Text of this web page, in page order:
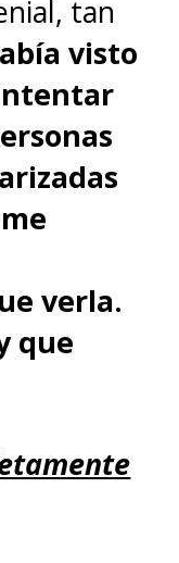
tan
visto
verla.
que